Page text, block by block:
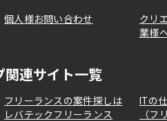
個人様お問い合わせ
クリ
業様
関連サイト一覧
フリーランスの案件探しは
レバテックフリーランス
ITの
（フ